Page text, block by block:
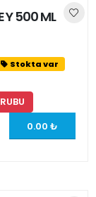
500 ML
Stokta var
0.00 ₺